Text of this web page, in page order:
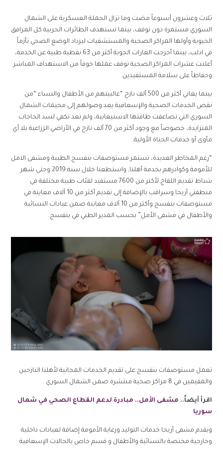
ثلاث وعشرون أسبوعاً مضت وما تزال الحملة العسكرية على الشمال
السوري مستمرة دون توقف، بينما تستهدف الطائرات الحربية كل المرافق
الحيوية وأولها المراكز الصحية والمستشفيات ليزداد الوضع الصحي تأزماً
في ادلب، بينما أخرجت الغارات الجوية أكثر من 63 نقطية طبية عن الخدمة،
أعلنت عشرات المراكز الصحية توقف عملها خوفاً من الاستهداف المباشر
وحفاظاً على سلامة المستفيدين.
بينما يعاني أكثر من 500 ألف نازح “غالبيتهم من الأطفال والنساء “من
نقص الخدمات الصحية والإسعافية بعد وصولهم إلى مخيمات الشمال
السوري التي تضاعفت طاقتها الاستيعابية، ولم تعد تكفي لسد الحاجات
المتزايدة، خصوصاً مع وجود أكثر من 70 ألف نازح في الأراضي الزراعية بلا أي
مأوى أو خدمات الحياة الأولية.
“رغم المخاطر العديدة، تستمر مستوصفات بنفسج الطبية ومشفى الامل
للأمومة وكوادرهم بخدمة أهلنا, واستطعنا خلال سنة 2019 وحتى شهر
شباط تقديم اللقاح لأكتر من 7600 مستفيد لفئات طبية مختلفة في
منطقتي أريحا وسراقب بالإضافة إلى تقديم أكثر من 10 آلاف معاينة في
مستوصفات بنفسج وأكثر من 10 آلاف معاينة ضمن عيادات النسائية
والأطفال في مشفى الأمل” بحسب المدير الطبي في بنفسج.
تعمل مستوصفات بنفسج على تقديم الخدمات المجانية لأهلنا النازحين
والمقيمين في 8 مراكز صحية منتشرة ضمن الشمال السوري .
اقرأ أيضاً.. مشفى الأمل.. مبادرة لدعم القطاع الصحي في شمال
سوريا
ويقدم مشفى أريحا خدمات التوليد ورعاية الأمومة إضافة لعيادات داخلية
وخارجية مختصة بالنسائية والأطفال و قسم خاص بالحالات الإسعافية